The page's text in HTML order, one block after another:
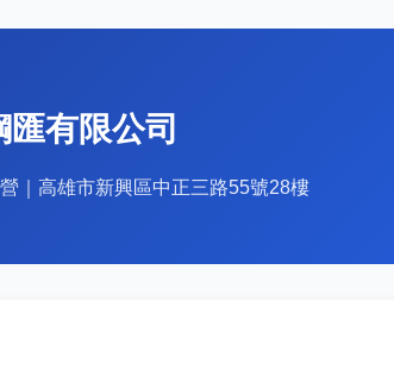
匯有限公司
｜高雄市新興區中正三路55號28樓